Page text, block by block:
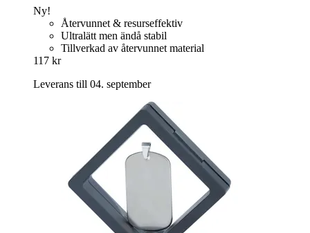
Ny!
Återvunnet & resurseffektiv
Ultralätt men ändå stabil
Tillverkad av återvunnet material
117 kr
Leverans till 04. september